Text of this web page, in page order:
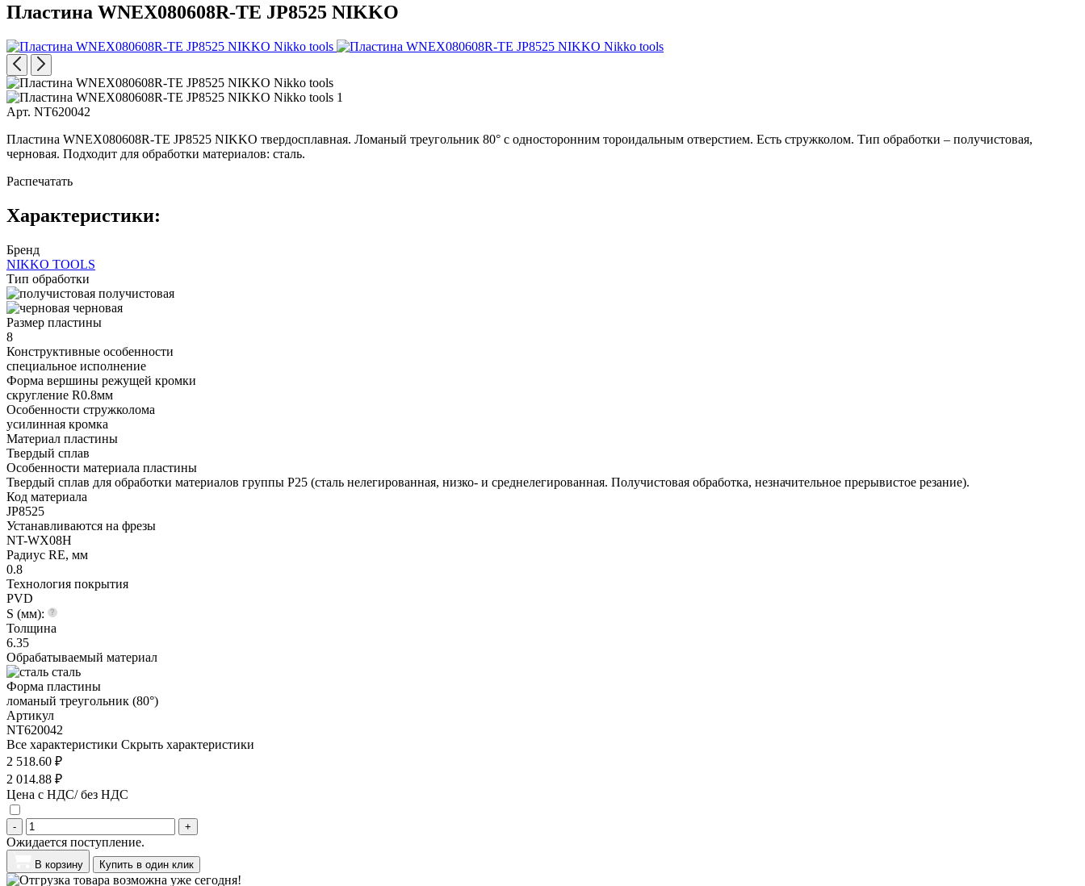
Пластина WNEX080608R-TE JP8525 NIKKO
Арт. NT620042
Пластина WNEX080608R-TE JP8525 NIKKO твердосплавная. Ломаный треугольник 80° с односторонним тороидальным отверстием. Есть стружколом. Тип обработки – получистовая,
черновая. Подходит для обработки материалов: сталь.
Распечатать
Характеристики:
Бренд
NIKKO TOOLS
Тип обработки
получистовая
черновая
Размер пластины
8
Конструктивные особенности
специальное исполнение
Форма вершины режущей кромки
cкругление R0.8мм
Особенности стружколома
усилинная кромка
Материал пластины
Твердый сплав
Особенности материала пластины
Твердый сплав для обработки материалов группы P25 (сталь нелегированная, низко- и среднелегированная. Получистовая обработка, незначительное прерывистое резание).
Код материала
JP8525
Устанавливаются на фрезы
NT-WX08H
Радиус RE, мм
0.8
Технология покрытия
PVD
S (мм):
Толщина
6.35
Обрабатываемый материал
сталь
Форма пластины
ломаный треугольник (80°)
Артикул
NT620042
Все характеристики Скрыть характеристики
2 518.60 ₽
2 014.88 ₽
Цена с НДС/ без НДС
- +
Ожидается поступление.
В корзину Купить в один клик